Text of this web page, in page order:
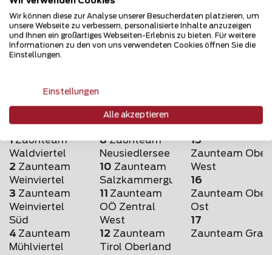
1Zaunteam
Waldviertel
2 Zaunteam
Weinviertel
3 Zaunteam
Weinviertel
Süd
4 Zaunteam
Mühlviertel
8Zaunteam
Neusiedlersee
10 Zaunteam
Salzkammergut
11 Zaunteam
OÖ Zentral
West
12 Zaunteam
Tirol Oberland
15
Zaunteam
West
16
Zaunteam
Ost
17
Zaunteam Graz
Wir können diese zur Analyse unserer Besucherdaten platzieren, um
unsere Webseite zu verbessern, personalisierte Inhalte anzuzeigen
und Ihnen ein großartiges Webseiten-Erlebnis zu bieten. Für weitere
Informationen zu den von uns verwendeten Cookies öffnen Sie die
Einstellungen.
Einstellungen
Alle akzeptieren